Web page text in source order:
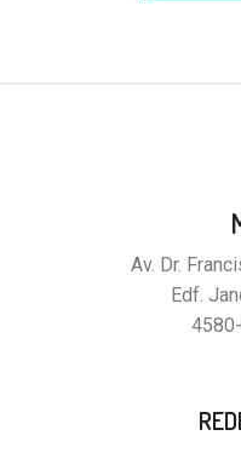
Av. Dr.
Edf.